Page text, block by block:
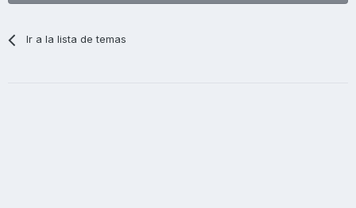
Ir a la lista de temas